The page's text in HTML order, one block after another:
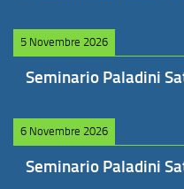
5 Novembre 2026
Seminario Paladini
6 Novembre 2026
Seminario Paladini